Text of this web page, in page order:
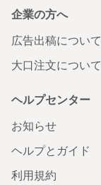
企業の方へ
広告出稿について
大口注文について
ヘルプセンター
お知らせ
ヘルプとガイド
利用規約